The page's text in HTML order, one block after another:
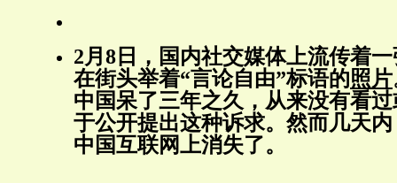
2月8日，国内社交媒体上流传着
在街头举着“言论自由”标语的照片
中国呆了三年之久，从来没有看
于公开提出这种诉求。然而几天
中国互联网上消失了。